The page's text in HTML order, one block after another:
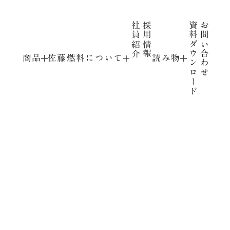
お問い合わせ
資料ダウンロード
読み物
採用情報
社員紹介
佐藤燃料について
商品